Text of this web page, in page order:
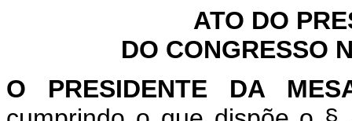
ATO DO
DO CONGRESSO
O PRESIDENTE DA